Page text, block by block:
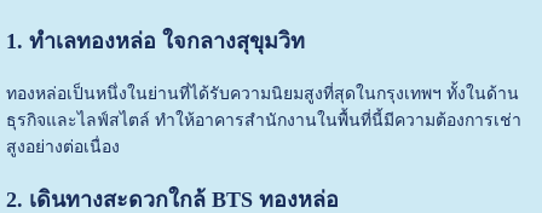
1. ทำเลทองหล่อ ใจกลางสุขุมวิท
ทองหล่อเป็นหนึ่งในย่านที่ได้รับความนิยมสูงที่สุดในกรุงเทพฯ ทั้งในด้าน
ธุรกิจและไลฟ์สไตล์ ทำให้อาคารสำนักงานในพื้นที่นี้มีความต้องการเช่า
สูงอย่างต่อเนื่อง
2. เดินทางสะดวกใกล้ BTS ทองหล่อ